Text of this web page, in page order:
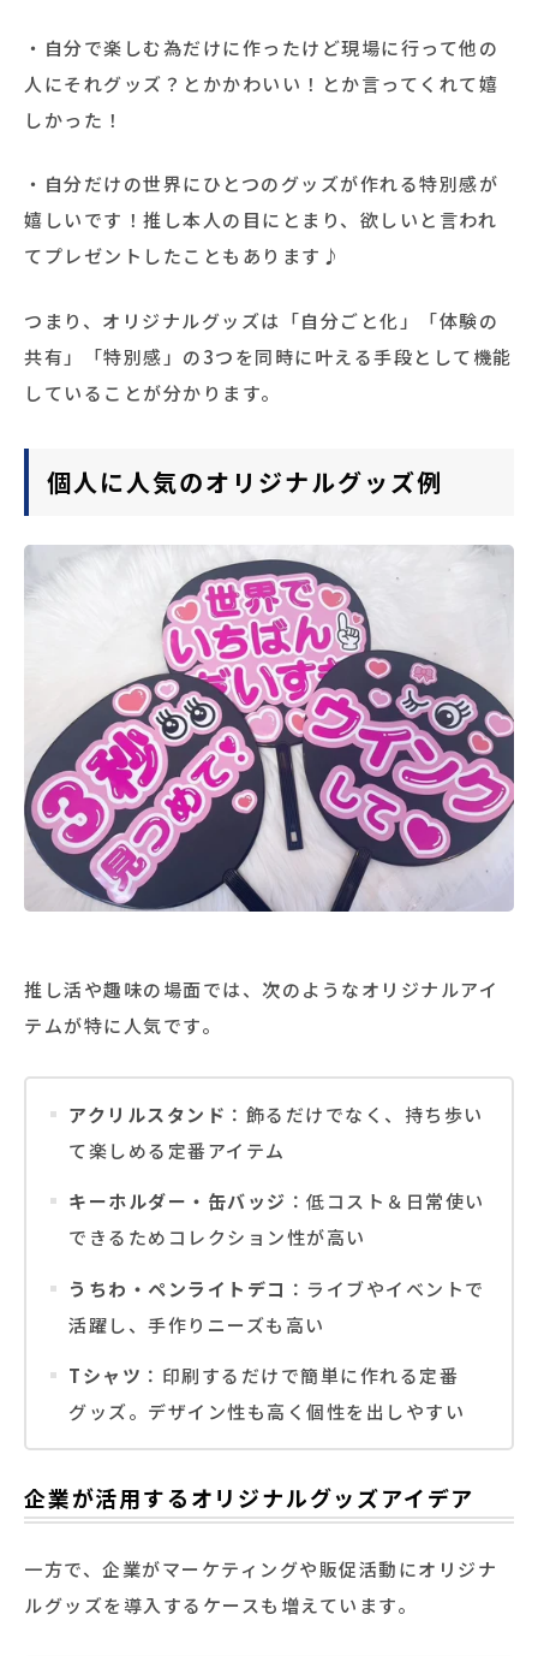
・自分で楽しむ為だけに作ったけど現場に行って他の
人にそれグッズ？とかかわいい！とか言ってくれて嬉
しかった！
・自分だけの世界にひとつのグッズが作れる特別感が
嬉しいです！推し本人の目にとまり、欲しいと言われ
てプレゼントしたこともあります♪
つまり、オリジナルグッズは「自分ごと化」「体験の
共有」「特別感」の3つを同時に叶える手段として機能
していることが分かります。
個人に人気のオリジナルグッズ例
推し活や趣味の場面では、次のようなオリジナルアイ
テムが特に人気です。
アクリルスタンド ：飾るだけでなく、持ち歩い
て楽しめる定番アイテム
キーホルダー・缶バッジ ：低コスト＆日常使い
できるためコレクション性が高い
うちわ・ペンライトデコ ：ライブやイベントで
活躍し、手作りニーズも高い
Tシャツ ：印刷するだけで簡単に作れる定番
グッズ。デザイン性も高く個性を出しやすい
企業が活用するオリジナルグッズアイデア
一方で、企業がマーケティングや販促活動にオリジナ
ルグッズを導入するケースも増えています。